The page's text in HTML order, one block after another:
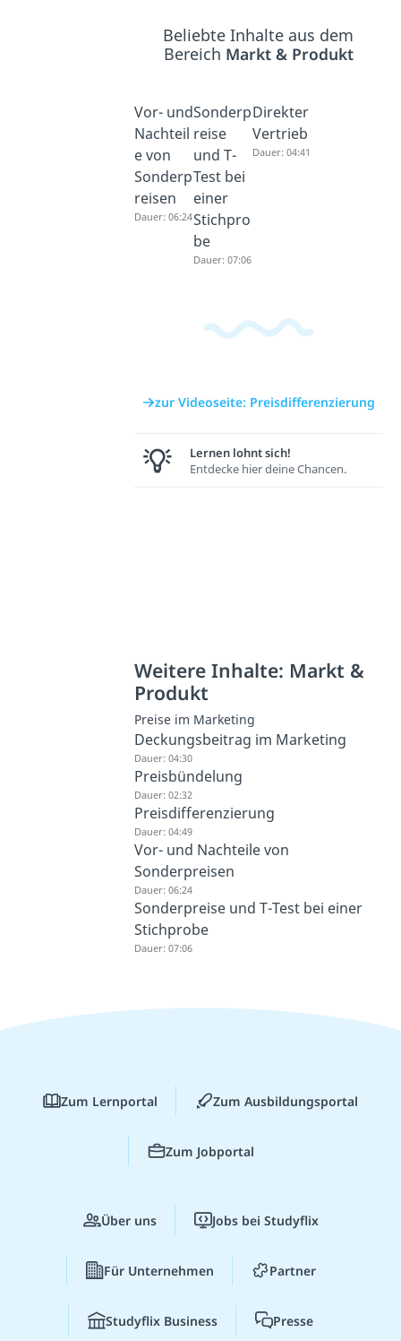
Beliebte Inhalte aus dem
Bereich Markt & Produkt
Vor- und
Nachteil
e von
Sonderp
reisen
Dauer: 06:24
Sonderp
reise
und T-
Test bei
einer
Stichpro
be
Dauer: 07:06
Direkter
Vertrieb
Dauer: 04:41
zur Videoseite: Preisdifferenzierung
Lernen lohnt sich!
Entdecke hier deine Chancen.
Weitere Inhalte: Markt &
Produkt
Preise im Marketing
Deckungsbeitrag im Marketing
Dauer: 04:30
Preisbündelung
Dauer: 02:32
Preisdifferenzierung
Dauer: 04:49
Vor- und Nachteile von
Sonderpreisen
Dauer: 06:24
Sonderpreise und T-Test bei einer
Stichprobe
Dauer: 07:06
Zum Lernportal Zum Ausbildungsportal
Zum Jobportal
Über uns Jobs bei Studyflix
Für Unternehmen Partner
Studyflix Business Presse